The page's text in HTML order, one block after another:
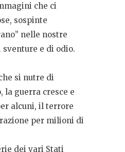
che ci
sospinte
nelle nostre
e di odio.
si nutre di
la guerra cresce e
alcuni, il terrore
per milioni di
dei vari Stati